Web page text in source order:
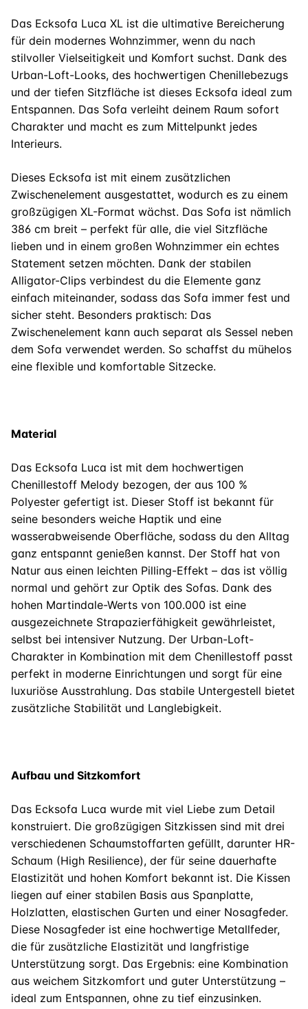
Das Ecksofa Luca XL ist die ultimative Bereicherung
für dein modernes Wohnzimmer, wenn du nach
stilvoller Vielseitigkeit und Komfort suchst. Dank des
Urban-Loft-Looks, des hochwertigen Chenillebezugs
und der tiefen Sitzfläche ist dieses Ecksofa ideal zum
Entspannen. Das Sofa verleiht deinem Raum sofort
Charakter und macht es zum Mittelpunkt jedes
Interieurs.
Dieses Ecksofa ist mit einem zusätzlichen
Zwischenelement ausgestattet, wodurch es zu einem
großzügigen XL-Format wächst. Das Sofa ist nämlich
386 cm breit – perfekt für alle, die viel Sitzfläche
lieben und in einem großen Wohnzimmer ein echtes
Statement setzen möchten. Dank der stabilen
Alligator-Clips verbindest du die Elemente ganz
einfach miteinander, sodass das Sofa immer fest und
sicher steht. Besonders praktisch: Das
Zwischenelement kann auch separat als Sessel neben
dem Sofa verwendet werden. So schaffst du mühelos
eine flexible und komfortable Sitzecke.
Material
Das Ecksofa Luca ist mit dem hochwertigen
Chenillestoff Melody bezogen, der aus 100 %
Polyester gefertigt ist. Dieser Stoff ist bekannt für
seine besonders weiche Haptik und eine
wasserabweisende Oberfläche, sodass du den Alltag
ganz entspannt genießen kannst. Der Stoff hat von
Natur aus einen leichten Pilling-Effekt – das ist völlig
normal und gehört zur Optik des Sofas. Dank des
hohen Martindale-Werts von 100.000 ist eine
ausgezeichnete Strapazierfähigkeit gewährleistet,
selbst bei intensiver Nutzung. Der Urban-Loft-
Charakter in Kombination mit dem Chenillestoff passt
perfekt in moderne Einrichtungen und sorgt für eine
luxuriöse Ausstrahlung. Das stabile Untergestell bietet
zusätzliche Stabilität und Langlebigkeit.
Aufbau und Sitzkomfort
Das Ecksofa Luca wurde mit viel Liebe zum Detail
konstruiert. Die großzügigen Sitzkissen sind mit drei
verschiedenen Schaumstoffarten gefüllt, darunter HR-
Schaum (High Resilience), der für seine dauerhafte
Elastizität und hohen Komfort bekannt ist. Die Kissen
liegen auf einer stabilen Basis aus Spanplatte,
Holzlatten, elastischen Gurten und einer Nosagfeder.
Diese Nosagfeder ist eine hochwertige Metallfeder,
die für zusätzliche Elastizität und langfristige
Unterstützung sorgt. Das Ergebnis: eine Kombination
aus weichem Sitzkomfort und guter Unterstützung –
ideal zum Entspannen, ohne zu tief einzusinken.